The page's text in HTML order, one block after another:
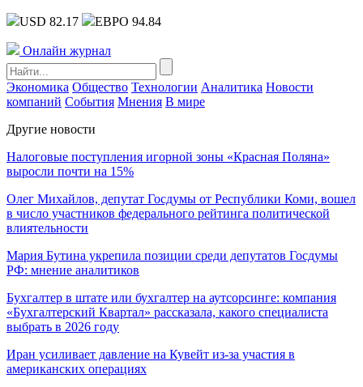
USD 82.17 ЕВРО 94.84
Онлайн журнал
Экономика Общество Технологии Аналитика Новости
компаний События Мнения В мире
Другие новости
Налоговые поступления игорной зоны «Красная Поляна»
выросли почти на 15%
Олег Михайлов, депутат Госдумы от Республики Коми, вошел
в число участников федерального рейтинга политической
влиятельности
Мария Бутина укрепила позиции среди депутатов Госдумы
РФ: мнение аналитиков
Бухгалтер в штате или бухгалтер на аутсорсинге: компания
«Бухгалтерский Квартал» рассказала, какого специалиста
выбрать в 2026 году
Иран усиливает давление на Кувейт из-за участия в
американских операциях